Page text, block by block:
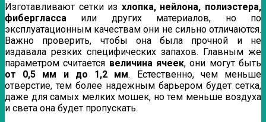
Изготавливают сетки из хлопка, нейлона, полиэстера,
фибергласса или других материалов, но по
эксплуатационным качествам они не сильно отличаются.
Важно проверить, чтобы она была прочной и не
издавала резких специфических запахов. Главным же
параметром считается величина ячеек, они могут быть
от 0,5 мм и до 1,2 мм. Естественно, чем меньше
отверстие, тем более надежным барьером будет сетка,
даже для самых мелких мошек, но тем меньше воздуха
и света она будет пропускать.